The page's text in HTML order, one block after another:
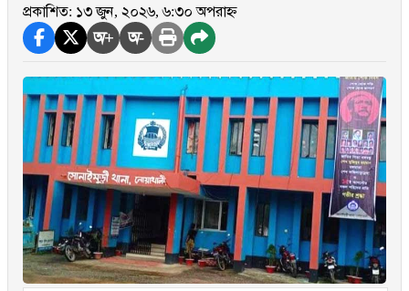
প্রকাশিত: ১৩ জুন, ২০২৬, ৬:৩০ অপরাহ্ন
অ+ অ-